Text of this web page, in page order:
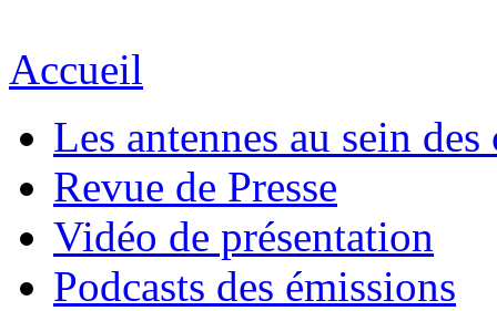
Accueil
Les antennes au sein des
Revue de Presse
Vidéo de présentation
Podcasts des émissions